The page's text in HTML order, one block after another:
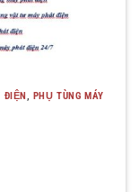
ĐIỆN
PHỤ TÙNG MÁY